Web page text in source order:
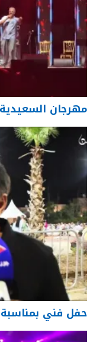
مهرجان
حفل فني